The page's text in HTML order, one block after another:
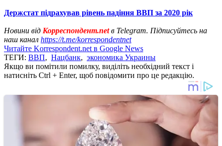
Держстат підрахував рівень падіння ВВП за 2020 рік
Новини від Корреспондент.netв Telegram. Підписуйтесь на
наш канал https://t.me/korrespondentnet
Читайте Korrespondent.net в Google News
ТЕГИ: ВВП, Нацбанк, экономика Украины
Якщо ви помітили помилку, виділіть необхідний текст і
натисніть Ctrl + Enter, щоб повідомити про це редакцію.